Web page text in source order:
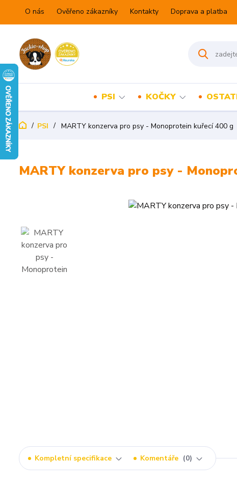
O nás Ověřeno zákazníky Kontakty Doprava a platba
PSI KOČKY
PSI MARTY konzerva pro psy - Monoprotein kuřecí 400 g
MARTY konzerva pro psy -
Kompletní specifikace Komentáře 0